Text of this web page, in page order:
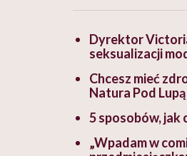
Dyrektor
seksualizacji
Chcesz mieć
Natura Pod Lupą
5 sposobów, jak
„Wpadam w